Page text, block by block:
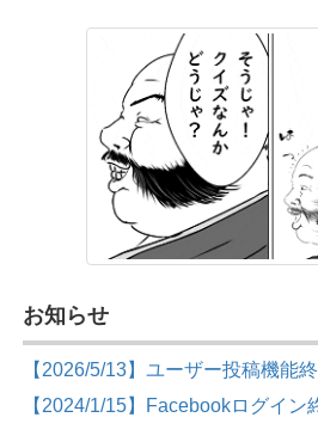
お知らせ
【2026/5/13】ユーザー投稿機能
【2024/1/15】Facebookログイン